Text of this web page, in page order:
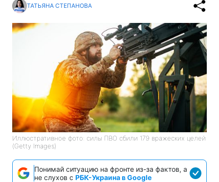
ТАТЬЯНА СТЕПАНОВА
Иллюстративное фото: силы ПВО сбили 179 вражеских целей
(Getty Images)
Понимай ситуацию на фронте из-за фактов, а
не слухов с РБК-Украина в Google